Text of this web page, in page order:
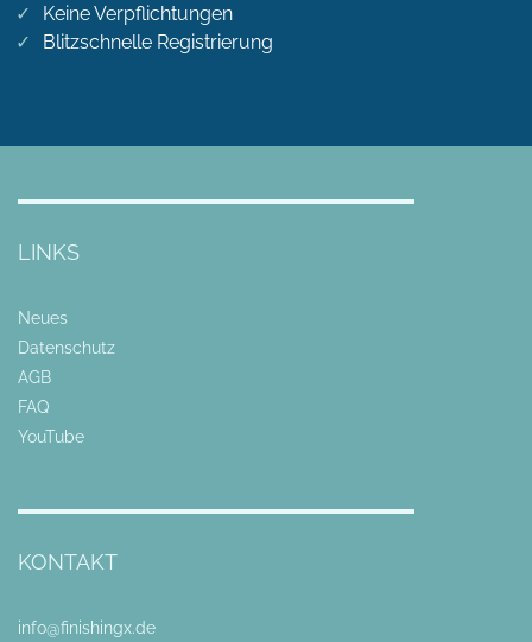
Keine Verpflichtungen
Blitzschnelle Registrierung
LINKS
Neues
Datenschutz
AGB
FAQ
YouTube
KONTAKT
info@finishingx.de